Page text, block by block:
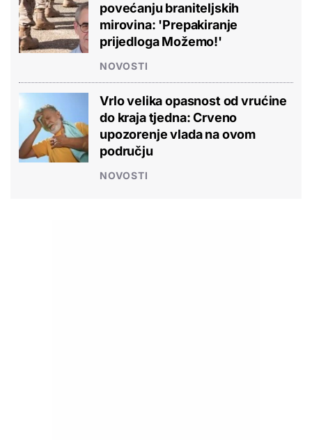
povećanju braniteljskih
mirovina: 'Prepakiranje
prijedloga Možemo!'
NOVOSTI
Vrlo velika opasnost od vrućine
do kraja tjedna: Crveno
upozorenje vlada na ovom
području
NOVOSTI